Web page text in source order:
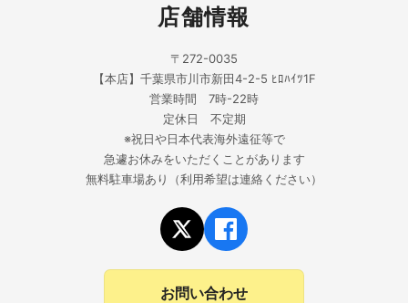
店舗情報
〒272-0035
【本店】千葉県市川市新田4-2-5 ﾋﾛﾊｲﾂ1F
営業時間 7時-22時
定休日 不定期
※祝日や日本代表海外遠征等で
急遽お休みをいただくことがあります
無料駐車場あり（利用希望は連絡ください）
お問い合わせ